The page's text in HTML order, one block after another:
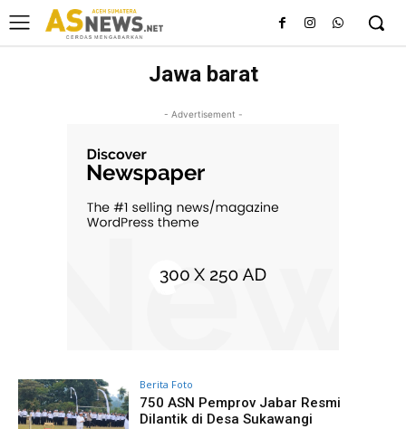
Jawa barat
- Advertisement -
Berita Foto
750 ASN Pemprov Jabar Resmi
Dilantik di Desa Sukawangi